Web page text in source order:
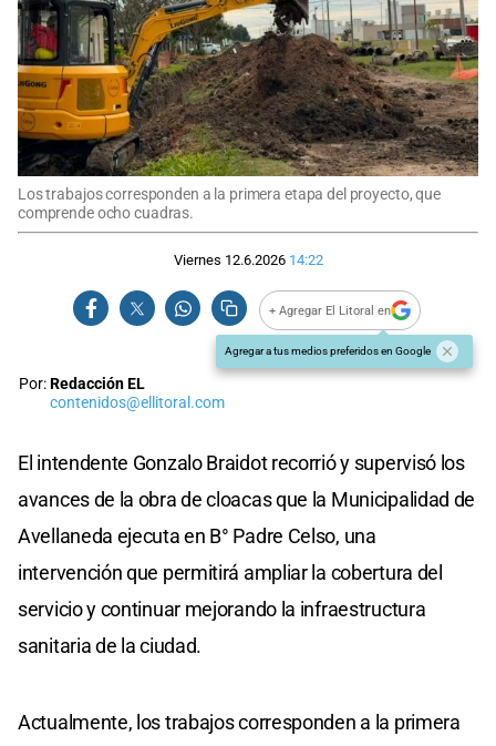
Los trabajos corresponden a la primera etapa del proyecto, que
comprende ocho cuadras.
Viernes 12.6.2026 14:22
+ Agregar El Litoral en
Agregar a tus medios preferidos en Google
Por:Redacción EL
contenidos@ellitoral.com
El intendente Gonzalo Braidot recorrió y supervisó los
avances de la obra de cloacas que la Municipalidad de
Avellaneda ejecuta en B° Padre Celso, una
intervención que permitirá ampliar la cobertura del
servicio y continuar mejorando la infraestructura
sanitaria de la ciudad.
Actualmente, los trabajos corresponden a la primera